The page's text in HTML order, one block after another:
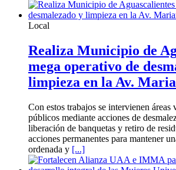
Local
Realiza Municipio de
mega operativo de
limpieza en la Av.
Con estos trabajos se intervienen áreas
públicos mediante acciones de
liberación de banquetas y retiro de
acciones permanentes para mantener
ordenada y [...]